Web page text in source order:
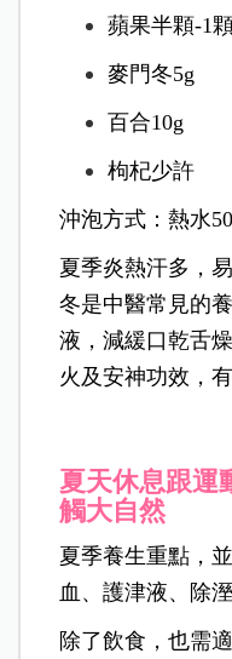
蘋果半顆-1
麥門冬5g
百合10g
枸杞少許
沖泡方式：熱水
夏季炎熱汗多，
冬是中醫常見的
液，減緩口乾舌
火及安神功效，
夏天休息跟運
觸大自然
夏季養生重點，
血、護津液、除溼
除了飲食，也需